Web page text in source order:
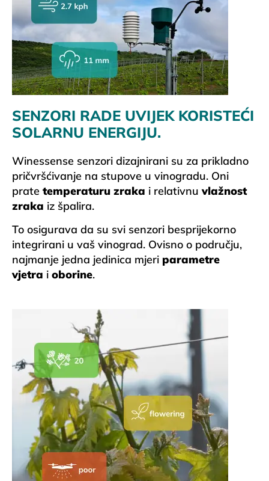
SENZORI RADE UVIJEK KORISTEĆI
SOLARNU ENERGIJU.
Winessense senzori dizajnirani su za prikladno
pričvršćivanje na stupove u vinogradu. Oni
prate temperaturu zraka i relativnu vlažnost
zraka iz špalira.
To osigurava da su svi senzori besprijekorno
integrirani u vaš vinograd. Ovisno o području,
najmanje jedna jedinica mjeri parametre
vjetra i oborine.